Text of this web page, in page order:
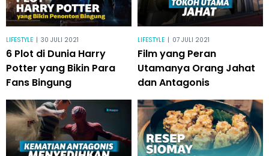
LIFESTYLE | 30 JULI 2021
6 Plot di Dunia Harry
Potter yang Bikin Para
Fans Bingung
LIFESTYLE | 07 JULI 2021
Film yang Peran
Utamanya Orang Jahat
dan Antagonis